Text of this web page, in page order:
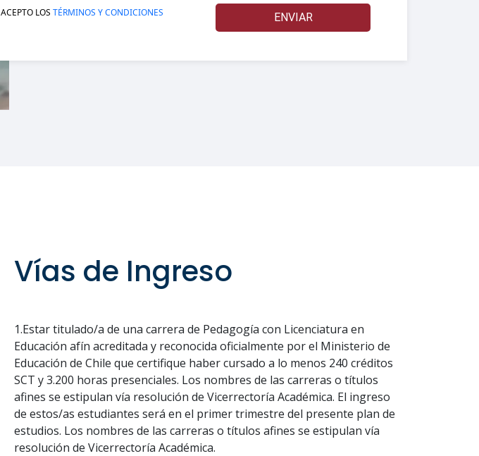
ACEPTO LOS TÉRMINOS Y CONDICIONES ENVIAR
Vías de Ingreso
1.Estar titulado/a de una carrera de Pedagogía con Licenciatura en
Educación afín acreditada y reconocida oficialmente por el Ministerio de
Educación de Chile que certifique haber cursado a lo menos 240 créditos
SCT y 3.200 horas presenciales. Los nombres de las carreras o títulos
afines se estipulan vía resolución de Vicerrectoría Académica. El ingreso
de estos/as estudiantes será en el primer trimestre del presente plan de
estudios. Los nombres de las carreras o títulos afines se estipulan vía
resolución de Vicerrectoría Académica.